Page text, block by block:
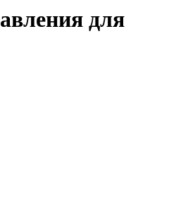
для